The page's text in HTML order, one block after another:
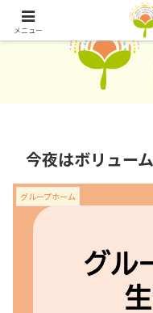
今夜はボリュー
グループホーム
メニュー